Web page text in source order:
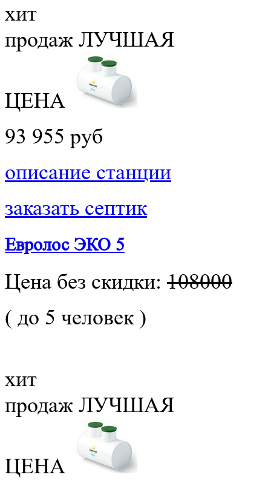
хит
продаж ЛУЧШАЯ
ЦЕНА
93 955 руб
описание станции
заказать септик
Евролос ЭКО 5
Цена без скидки: 108000
( до 5 человек )
хит
продаж ЛУЧШАЯ
ЦЕНА